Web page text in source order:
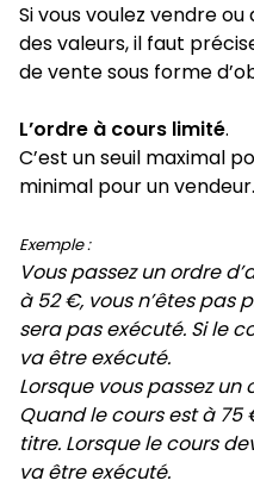
Si vous voulez vendre
des valeurs, il faut
de vente sous forme
L’ordre à cours limité.
C’est un seuil maximal
minimal pour un vendeur.
Exemple :
Vous passez un ordre
à 52 €, vous n’êtes pas
sera pas exécuté. Si le
va être exécuté.
Lorsque vous passez
Quand le cours est à 75
titre. Lorsque le cours
va être exécuté.